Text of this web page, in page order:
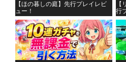
【ほの暮しの庭】先行プレイレビ
ュー！
行